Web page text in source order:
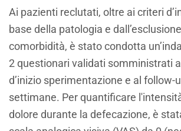
Ai pazienti reclutati, oltre ai criteri
base della patologia e
comorbidità, è stato condotta
2 questionari validati somministrati
d’inizio sperimentazione e al follow-
settimane. Per quantificare
dolore durante la defecazione, è